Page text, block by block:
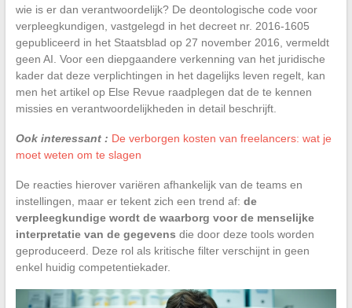
wie is er dan verantwoordelijk? De deontologische code voor
verpleegkundigen, vastgelegd in het decreet nr. 2016-1605
gepubliceerd in het Staatsblad op 27 november 2016, vermeldt
geen AI. Voor een diepgaandere verkenning van het juridische
kader dat deze verplichtingen in het dagelijks leven regelt, kan
men het artikel op Else Revue raadplegen dat de te kennen
missies en verantwoordelijkheden in detail beschrijft.
Ook interessant : De verborgen kosten van freelancers: wat je
moet weten om te slagen
De reacties hierover variëren afhankelijk van de teams en
instellingen, maar er tekent zich een trend af: de
verpleegkundige wordt de waarborg voor de menselijke
interpretatie van de gegevens die door deze tools worden
geproduceerd. Deze rol als kritische filter verschijnt in geen
enkel huidig competentiekader.